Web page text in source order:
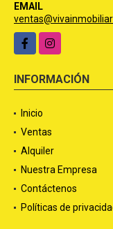
EMAIL
FacebookInstagram
INFORMACIÓN
Inicio
Ventas
Alquiler
Nuestra Empresa
Contáctenos
Políticas de